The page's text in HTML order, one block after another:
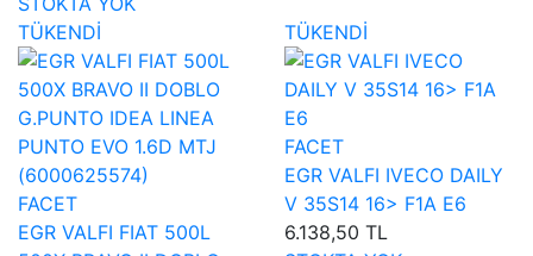
TÜKENDİ
FACET
EGR VALFI FIAT 500L
TÜKENDİ
FACET
EGR VALFI IVECO DAILY
V 35S14 16> F1A E6
6.138,50 TL